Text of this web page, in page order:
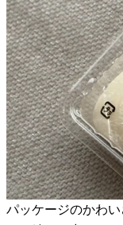
パッケージのかわ